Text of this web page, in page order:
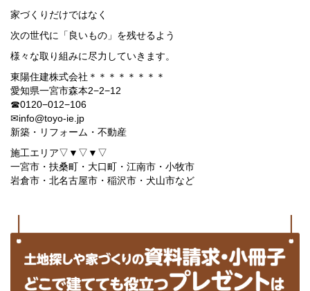
家づくりだけではなく
次の世代に「良いもの」を残せるよう
様々な取り組みに尽力していきます。
東陽住建株式会社＊＊＊＊＊＊＊＊
愛知県一宮市森本2−2−12
☎︎0120−012−106
✉︎info@toyo-ie.jp
新築・リフォーム・不動産
施工エリア▽▼▽▼▽
一宮市・扶桑町・大口町・江南市・小牧市
岩倉市・北名古屋市・稲沢市・犬山市など